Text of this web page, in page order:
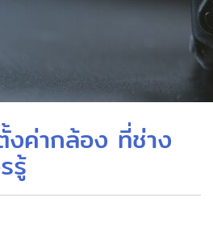
งค่ากล้อง ที่ช่าง
รู้